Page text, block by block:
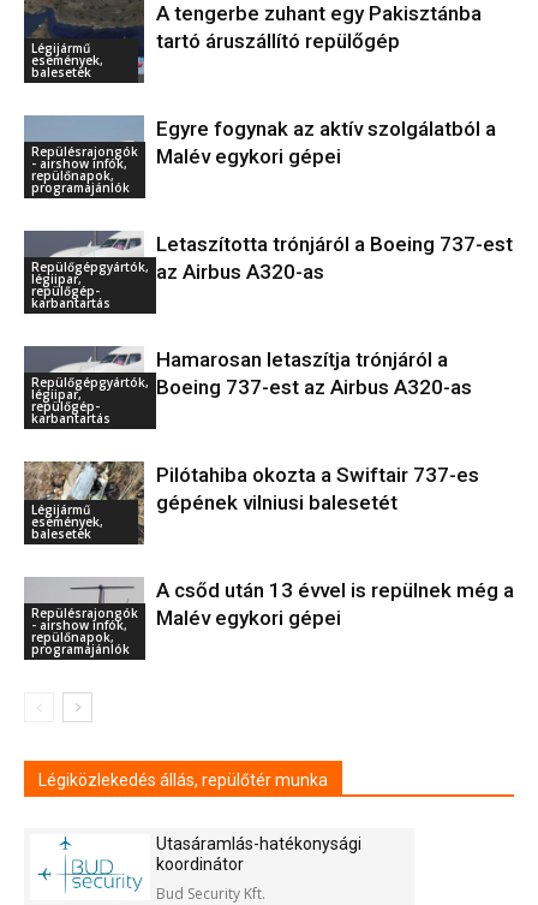
Légijármű
események,
balesetek
A tengerbe zuhant egy Pakisztánba
tartó áruszállító repülőgép
Repülésrajongók
- airshow infók,
repülőnapok,
programajánlók
Egyre fogynak az aktív szolgálatból a
Malév egykori gépei
Repülőgépgyártók,
légiipar,
repülőgép-
karbantartás
Letaszította trónjáról a Boeing 737-est
az Airbus A320-as
Repülőgépgyártók,
légiipar,
repülőgép-
karbantartás
Hamarosan letaszítja trónjáról a
Boeing 737-est az Airbus A320-as
Légijármű
események,
balesetek
Pilótahiba okozta a Swiftair 737-es
gépének vilniusi balesetét
Repülésrajongók
- airshow infók,
repülőnapok,
programajánlók
A csőd után 13 évvel is repülnek még a
Malév egykori gépei
Légiközlekedés állás, repülőtér munka
Utasáramlás-hatékonysági
koordinátor
Bud Security Kft.